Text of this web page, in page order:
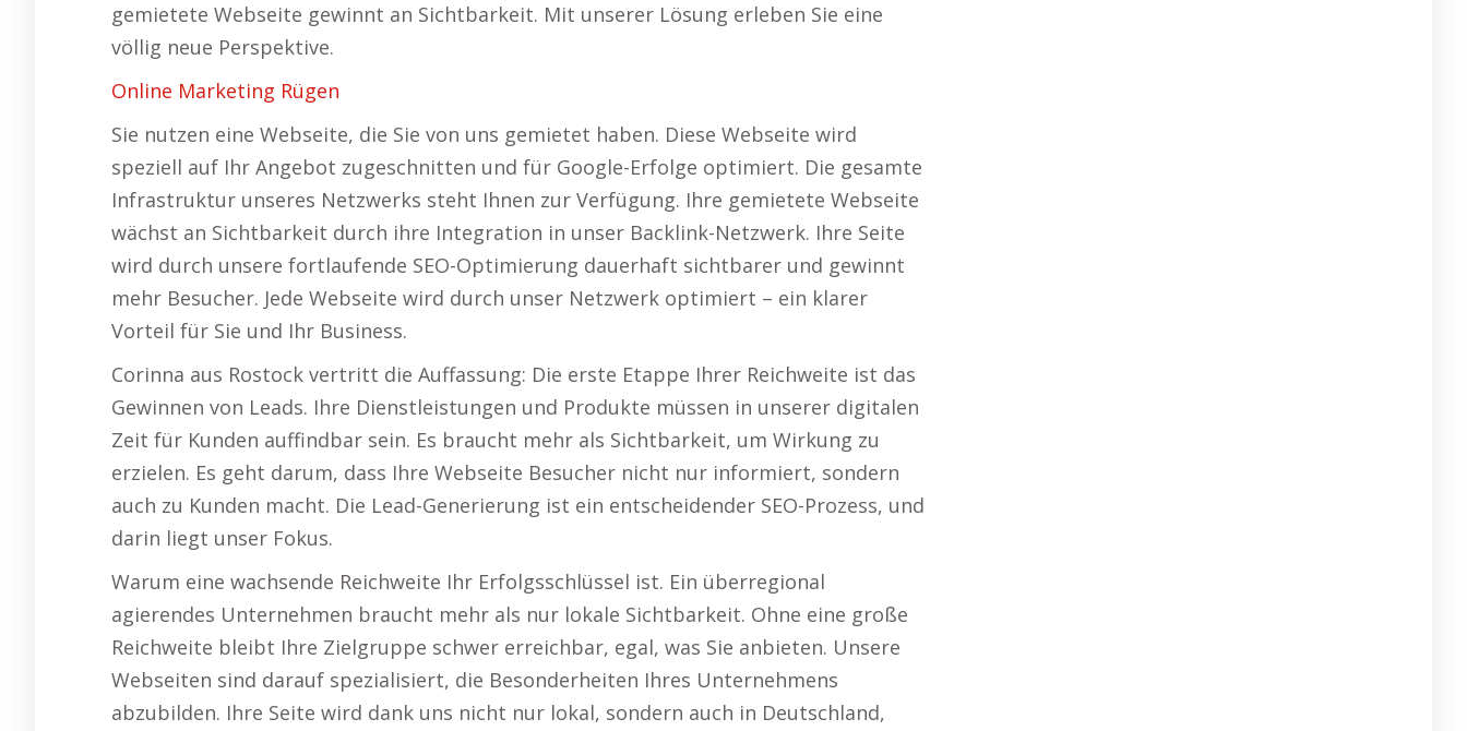
gemietete Webseite gewinnt an Sichtbarkeit. Mit unserer Lösung erleben Sie eine
völlig neue Perspektive.
Online Marketing Rügen
Sie nutzen eine Webseite, die Sie von uns gemietet haben. Diese Webseite wird
speziell auf Ihr Angebot zugeschnitten und für Google-Erfolge optimiert. Die gesamte
Infrastruktur unseres Netzwerks steht Ihnen zur Verfügung. Ihre gemietete Webseite
wächst an Sichtbarkeit durch ihre Integration in unser Backlink-Netzwerk. Ihre Seite
wird durch unsere fortlaufende SEO-Optimierung dauerhaft sichtbarer und gewinnt
mehr Besucher. Jede Webseite wird durch unser Netzwerk optimiert – ein klarer
Vorteil für Sie und Ihr Business.
Corinna aus Rostock vertritt die Auffassung: Die erste Etappe Ihrer Reichweite ist das
Gewinnen von Leads. Ihre Dienstleistungen und Produkte müssen in unserer digitalen
Zeit für Kunden auffindbar sein. Es braucht mehr als Sichtbarkeit, um Wirkung zu
erzielen. Es geht darum, dass Ihre Webseite Besucher nicht nur informiert, sondern
auch zu Kunden macht. Die Lead-Generierung ist ein entscheidender SEO-Prozess, und
darin liegt unser Fokus.
Warum eine wachsende Reichweite Ihr Erfolgsschlüssel ist. Ein überregional
agierendes Unternehmen braucht mehr als nur lokale Sichtbarkeit. Ohne eine große
Reichweite bleibt Ihre Zielgruppe schwer erreichbar, egal, was Sie anbieten. Unsere
Webseiten sind darauf spezialisiert, die Besonderheiten Ihres Unternehmens
abzubilden. Ihre Seite wird dank uns nicht nur lokal, sondern auch in Deutschland,